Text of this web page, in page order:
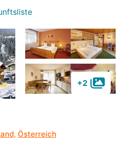
+2
, Österreich